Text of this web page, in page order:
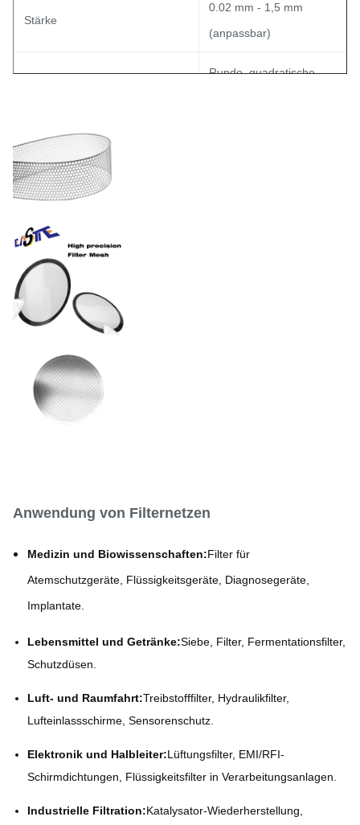
Stärke
0.02 mm - 1,5 mm
(anpassbar)
Runde, quadratische,
Verhältnis der offenen Fläche
Oberflächenveredelungen
Material
Anwendung von Filternetzen
Medizin und Biowissenschaften:Filter für
Atemschutzgeräte, Flüssigkeitsgeräte, Diagnosegeräte,
Implantate.
Lebensmittel und Getränke:Siebe, Filter, Fermentationsfilter,
Schutzdüsen.
Luft- und Raumfahrt:Treibstofffilter, Hydraulikfilter,
Lufteinlassschirme, Sensorenschutz.
Elektronik und Halbleiter:Lüftungsfilter, EMI/RFI-
Schirmdichtungen, Flüssigkeitsfilter in Verarbeitungsanlagen.
Industrielle Filtration:Katalysator-Wiederherstellung,